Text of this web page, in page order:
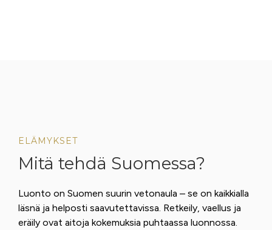
ELÄMYKSET
Mitä tehdä Suomessa?
Luonto on Suomen suurin vetonaula – se on kaikkialla
läsnä ja helposti saavutettavissa. Retkeily, vaellus ja
eräily ovat aitoja kokemuksia puhtaassa luonnossa.